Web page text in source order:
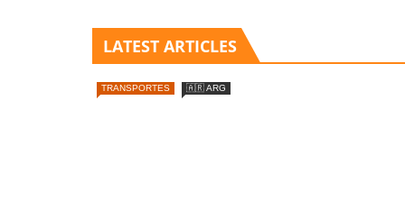
LATEST ARTICLES
TRANSPORTES 🇦🇷 ARG